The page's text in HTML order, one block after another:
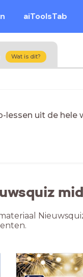
aiToolsTab
Wat is dit?
lessen uit de